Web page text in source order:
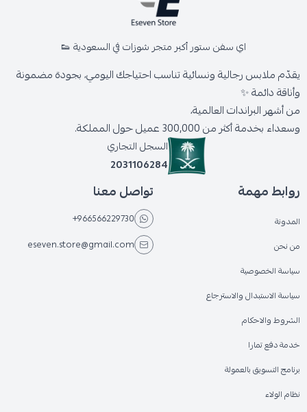
اي سفن ستور أكبر متجر شوزات في السعودية 👟
يقدّم ملابس رجالية ونسائية تناسب احتياجك اليومي، بجودة مضمونة
وأناقة دائمة ✨
من أشهر البراندات العالمية،
وسعداء بخدمة أكثر من 300,000 عميل حول المملكة.
السجل التجاري
2031106284
روابط مهمة
المدونة
من نحن
سياسة الخصوصية
سياسة الاستبدال والاسترجاع
الشروط والاحكام
خدمة دفع تمارا
برنامج التسويق بالعمولة
نظام الولاء
تواصل معنا
+966566229730
eseven.store@gmail.com